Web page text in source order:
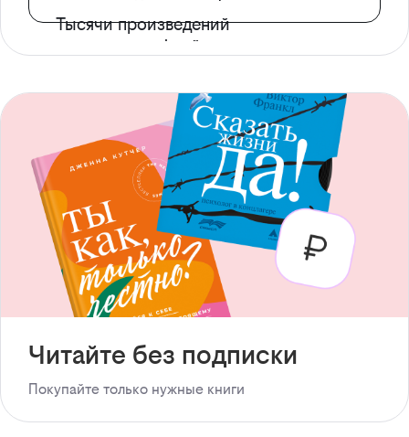
Тысячи произведений
с доступом офлайн
Читайте без подписки
Покупайте только нужные книги